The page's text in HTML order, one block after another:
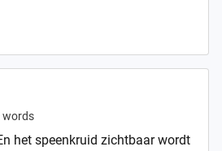
words
het speenkruid zichtbaar wordt